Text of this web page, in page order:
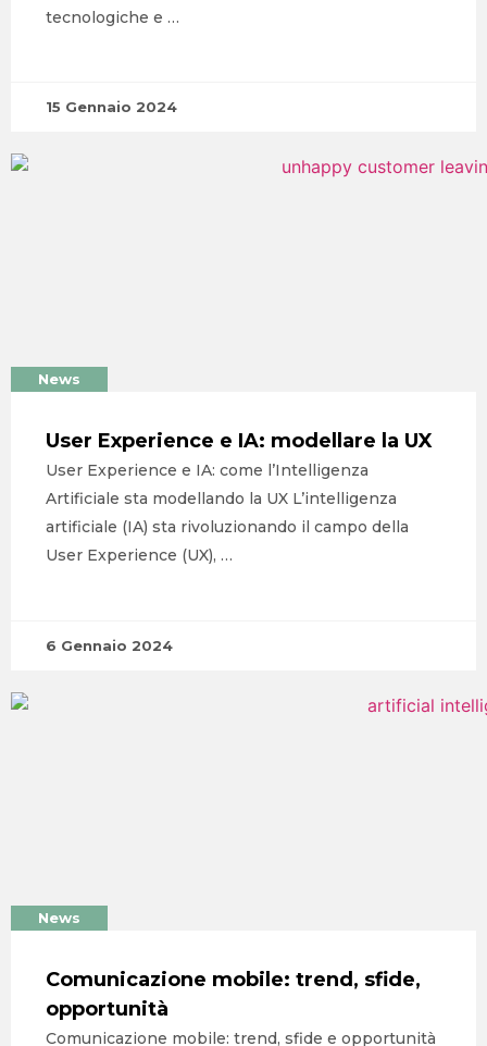
tecnologiche e …
15 Gennaio 2024
News
User Experience e IA: modellare la UX
User Experience e IA: come l’Intelligenza
Artificiale sta modellando la UX L’intelligenza
artificiale (IA) sta rivoluzionando il campo della
User Experience (UX), …
6 Gennaio 2024
News
Comunicazione mobile: trend, sfide,
opportunità
Comunicazione mobile: trend, sfide e opportunità